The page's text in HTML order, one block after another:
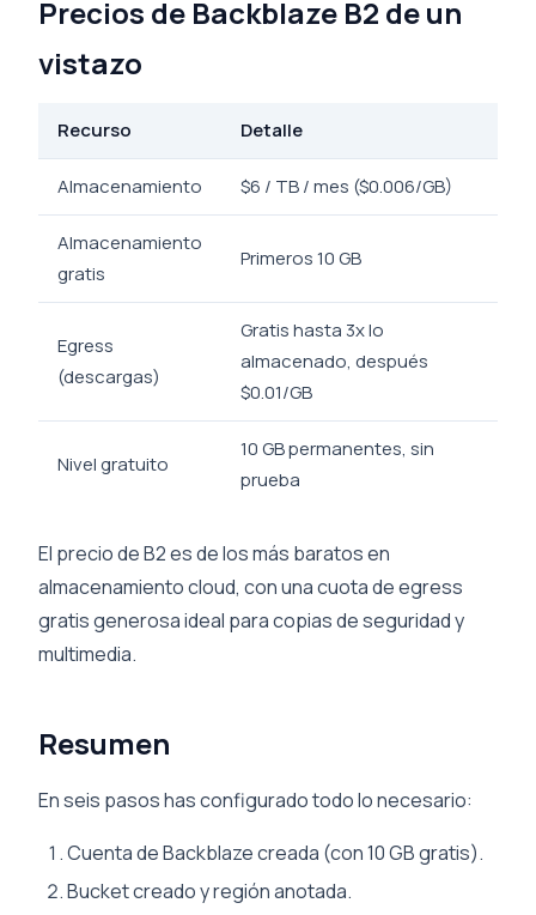
Precios de Backblaze B2 de un
vistazo
Recurso Detalle
Almacenamiento $6 / TB / mes ($0.006/GB)
Almacenamiento
gratis
Primeros 10 GB
Egress
(descargas)
Gratis hasta 3x lo
almacenado, después
$0.01/GB
Nivel gratuito
10 GB permanentes, sin
prueba
El precio de B2 es de los más baratos en
almacenamiento cloud, con una cuota de egress
gratis generosa ideal para copias de seguridad y
multimedia.
Resumen
En seis pasos has configurado todo lo necesario:
Cuenta de Backblaze creada (con 10 GB gratis).
Bucket creado y región anotada.